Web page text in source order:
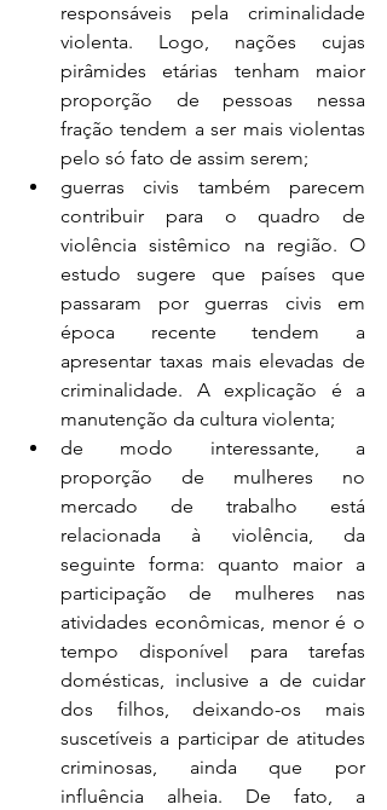
responsáveis pela criminalidade
violenta. Logo, nações cujas
pirâmides etárias tenham maior
proporção de pessoas nessa
fração tendem a ser mais violentas
pelo só fato de assim serem;
guerras civis também parecem
contribuir para o quadro de
violência sistêmico na região. O
estudo sugere que países que
passaram por guerras civis em
época recente tendem a
apresentar taxas mais elevadas de
criminalidade. A explicação é a
manutenção da cultura violenta;
de modo interessante, a
proporção de mulheres no
mercado de trabalho está
relacionada à violência, da
seguinte forma: quanto maior a
participação de mulheres nas
atividades econômicas, menor é o
tempo disponível para tarefas
domésticas, inclusive a de cuidar
dos filhos, deixando-os mais
suscetíveis a participar de atitudes
criminosas, ainda que por
influência alheia. De fato, a